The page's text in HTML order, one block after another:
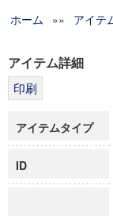
グローバル
科学研究費
博士課程教
ホーム »» アイテ
アイテム詳細
アイテムタイプ
ID